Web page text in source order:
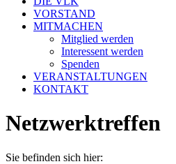
VORSTAND
MITMACHEN
Mitglied werden
Interessent werden
Spenden
VERANSTALTUNGEN
KONTAKT
Netzwerktreffen
Sie befinden sich hier: